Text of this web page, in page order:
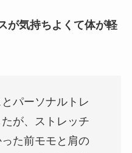
が気持ちよくて体が軽
パーソナルトレ
が、ストレッチ
た前モモと肩の